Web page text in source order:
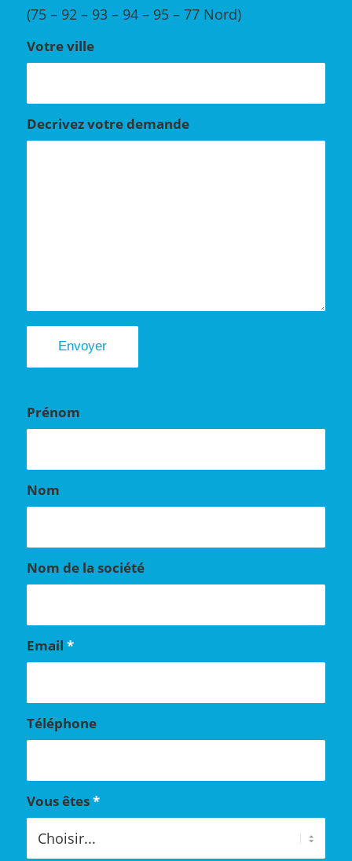
(75 – 92 – 93 – 94 – 95 – 77 Nord)
Votre ville
Decrivez votre demande
Prénom
Nom
Nom de la société
Email *
Téléphone
Vous êtes*